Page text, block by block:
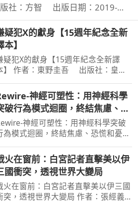
社：方智 出版日期：2019-
都進步1%，一年後，你會進步
，一年後，你會弱化到趨近於
疑犯X的獻身【15週年紀念全新
本】
疑犯X的獻身【15週年紀念全新譯
】 作者：東野圭吾 出版社：皇冠
有一種愛情，永遠不會說出
我愛妳」， 卻比任何關係都更刻骨
心…… 東野圭吾：在本格推理的
神經可塑性：用神經科學
破行為模式迴圈，終結焦慮、恐
和憂鬱，實現最佳的心理健康
神經可塑性：用神經科學突破
為模式迴圈，終結焦慮、恐慌和憂
諾拉（Nicole Vignola） 出版社：麥
出版日期：2024-05-30 00:00:00 ＜
容簡介＞ 無法
火在窗前：白宮記者直擊美以伊
國衝突，透視世界大變局
火在窗前：白宮記者直擊美以伊三國
突，透視世界大變局 作者：張經義